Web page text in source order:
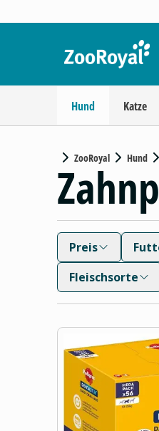
Hund Katze
ZooRoyal Hund
Preis
Fleischsorte